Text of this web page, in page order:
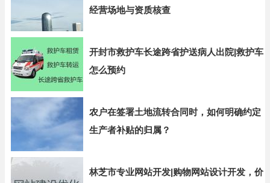
经营场地与资质核查
开封市救护车长途跨省护送病人出院|救护车
怎么预约
农户在签署土地流转合同时，如何明确约定
生产者补贴的归属？
林芝市专业网站开发|购物网站设计开发，价